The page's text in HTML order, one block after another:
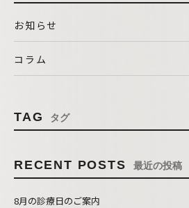
お知らせ
コラム
TAG タグ
RECENT POSTS 最近の投稿
8月の診療日のご案内